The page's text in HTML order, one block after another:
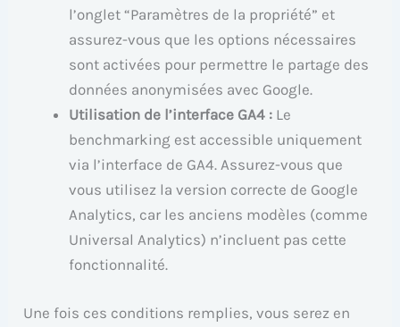
l’onglet “Paramètres de la propriété” et
assurez-vous que les options nécessaires
sont activées pour permettre le partage des
données anonymisées avec Google.
Utilisation de l’interface GA4 : Le
benchmarking est accessible uniquement
via l’interface de GA4. Assurez-vous que
vous utilisez la version correcte de Google
Analytics, car les anciens modèles (comme
Universal Analytics) n’incluent pas cette
fonctionnalité.
Une fois ces conditions remplies, vous serez en